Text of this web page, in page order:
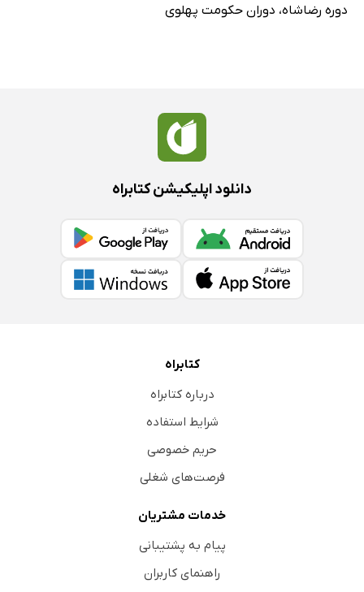
از شیروان می‌نویسند
اعلان: رفاهیت مالکین و زارعین
از گیفان می‌نویسند
از طبس اطلاع می‌دهند
مرض تیفوس
دوره رضاشاه، دوران حکومت پهلوی
دانلود اپلیکیشن کتابراه
کتابراه
درباره کتابراه
شرایط استفاده
حریم خصوصی
فرصت‌های شغلی
خدمات مشتریان
پیام به پشتیبانی
راهنمای کاربران